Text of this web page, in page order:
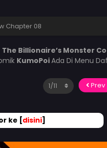
Chapter 08
The Billionaire’s Monster
KumoPoiAda Di Menu
Prev
ke [disini]